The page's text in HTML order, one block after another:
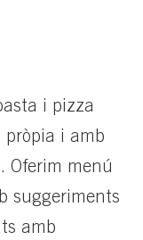
i pizza
pròpia i amb
Oferim menú
suggeriments
amb